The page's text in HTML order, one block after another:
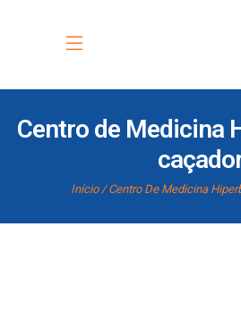
Centro de Medicina
Início Centro De Medicina